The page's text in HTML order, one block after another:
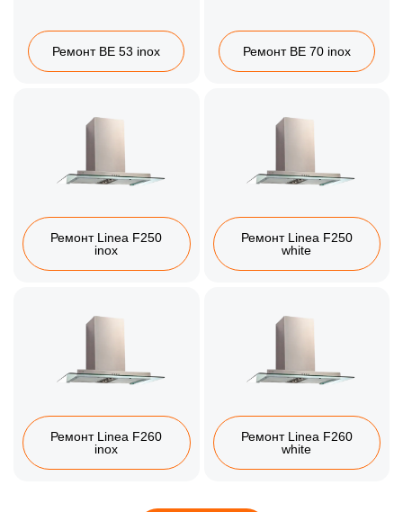
Ремонт BE 53 inox Ремонт BE 70 inox
Ремонт Linea F250
inox
Ремонт Linea F250
white
Ремонт Linea F260
inox
Ремонт Linea F260
white